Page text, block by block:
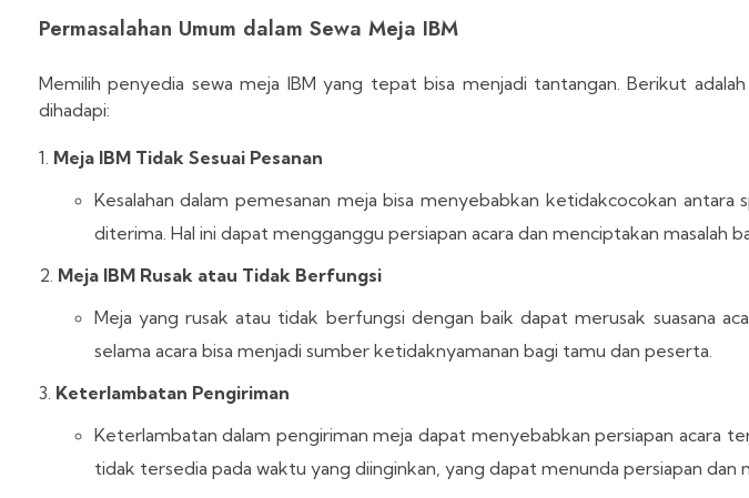
Permasalahan Umum dalam Sewa Meja IBM
Memilih penyedia sewa meja IBM yang tepat bisa menjadi tantangan. Berikut
dihadapi:
Meja IBM Tidak Sesuai Pesanan
Kesalahan dalam pemesanan meja bisa menyebabkan ketidakcocokan antara
diterima. Hal ini dapat mengganggu persiapan acara dan menciptakan masalah
Meja IBM Rusak atau Tidak Berfungsi
Meja yang rusak atau tidak berfungsi dengan baik dapat merusak suasana
selama acara bisa menjadi sumber ketidaknyamanan bagi tamu dan peserta.
Keterlambatan Pengiriman
Keterlambatan dalam pengiriman meja dapat menyebabkan persiapan acara
tidak tersedia pada waktu yang diinginkan, yang dapat menunda persiapan dan